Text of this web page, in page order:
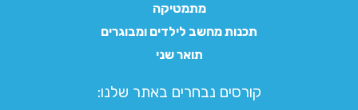
מתמטיקה
תכנות מחשב לילדים ומבוגרים
תואר שני
קורסים נבחרים באתר שלנו:​